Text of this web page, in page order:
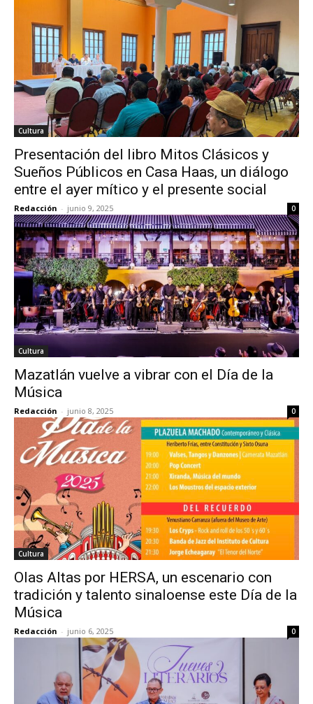
Cultura
Presentación del libro Mitos Clásicos y
Sueños Públicos en Casa Haas, un diálogo
entre el ayer mítico y el presente social
Redacción - junio 9, 2025 0
Cultura
Mazatlán vuelve a vibrar con el Día de la
Música
Redacción - junio 8, 2025 0
Cultura
Olas Altas por HERSA, un escenario con
tradición y talento sinaloense este Día de la
Música
Redacción - junio 6, 2025 0